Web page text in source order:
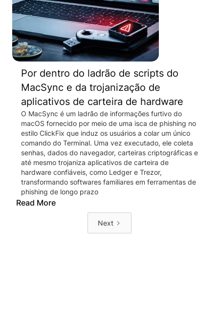
Por dentro do ladrão de scripts do
MacSync e da trojanização de
aplicativos de carteira de hardware
O MacSync é um ladrão de informações furtivo do
macOS fornecido por meio de uma isca de phishing no
estilo ClickFix que induz os usuários a colar um único
comando do Terminal. Uma vez executado, ele coleta
senhas, dados do navegador, carteiras criptográficas e
até mesmo trojaniza aplicativos de carteira de
hardware confiáveis, como Ledger e Trezor,
transformando softwares familiares em ferramentas de
phishing de longo prazo
Read More
Next